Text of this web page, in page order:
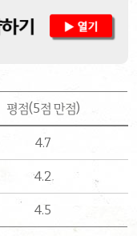
평점(5점 만점)
4.7
4.2
4.5